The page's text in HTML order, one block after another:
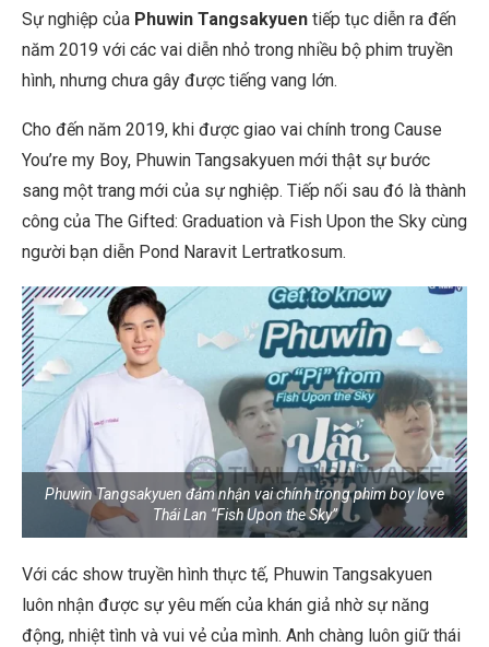
Sự nghiệp của Phuwin Tangsakyuen tiếp tục diễn ra đến
năm 2019 với các vai diễn nhỏ trong nhiều bộ phim truyền
hình, nhưng chưa gây được tiếng vang lớn.
Cho đến năm 2019, khi được giao vai chính trong Cause
You’re my Boy, Phuwin Tangsakyuen mới thật sự bước
sang một trang mới của sự nghiệp. Tiếp nối sau đó là thành
công của The Gifted: Graduation và Fish Upon the Sky cùng
người bạn diễn Pond Naravit Lertratkosum.
Phuwin Tangsakyuen đảm nhận vai chính trong phim boy love
Thái Lan “Fish Upon the Sky”
Với các show truyền hình thực tế, Phuwin Tangsakyuen
luôn nhận được sự yêu mến của khán giả nhờ sự năng
động, nhiệt tình và vui vẻ của mình. Anh chàng luôn giữ thái